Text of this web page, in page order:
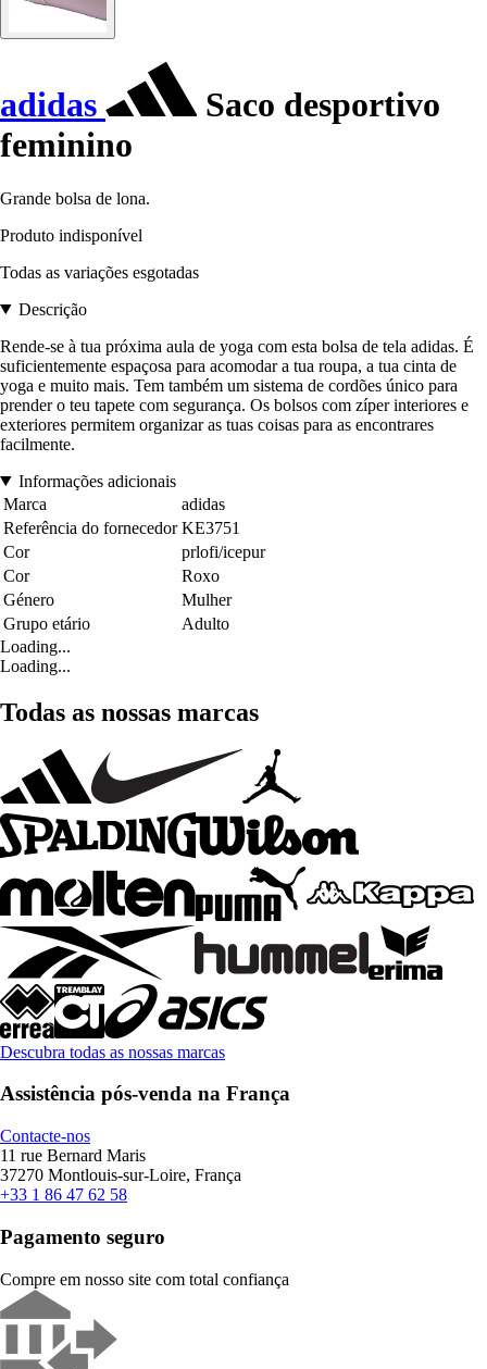
adidas
Saco desportivo
feminino
Grande bolsa de lona.
Produto indisponível
Todas as variações esgotadas
Descrição
Rende-se à tua próxima aula de yoga com esta bolsa de tela adidas. É
suficientemente espaçosa para acomodar a tua roupa, a tua cinta de
yoga e muito mais. Tem também um sistema de cordões único para
prender o teu tapete com segurança. Os bolsos com zíper interiores e
exteriores permitem organizar as tuas coisas para as encontrares
facilmente.
Informações adicionais
Marca
adidas
Referência do fornecedor KE3751
Cor
prlofi/icepur
Cor
Roxo
Género
Mulher
Grupo etário
Adulto
Loading...
Loading...
Todas as nossas marcas
Descubra todas as nossas marcas
Assistência pós-venda na França
Contacte-nos
11 rue Bernard Maris
37270 Montlouis-sur-Loire, França
+33 1 86 47 62 58
Pagamento seguro
Compre em nosso site com total confiança